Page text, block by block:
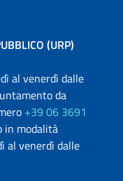
(URP)
al venerdì dalle
da
+39 06 3691
in modalità
al venerdì dalle